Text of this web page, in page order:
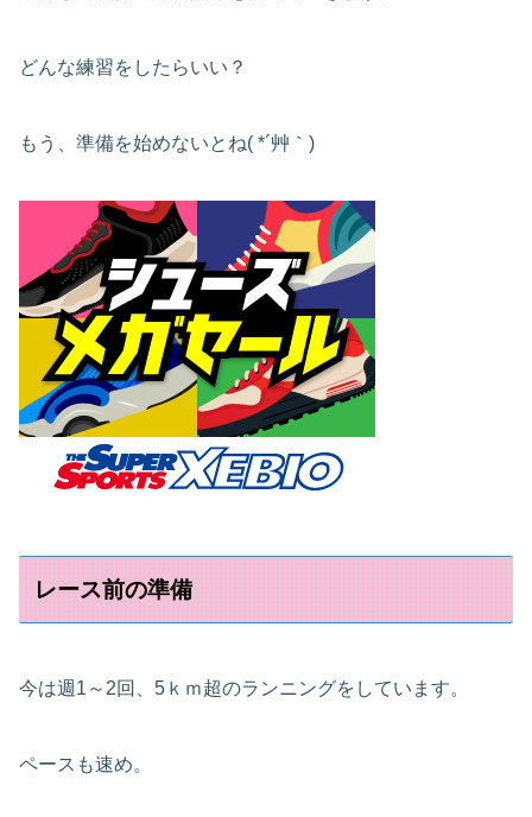
どんな練習をしたらいい？
もう、準備を始めないとね( *´艸｀)
レース前の準備
今は週1～2回、5ｋｍ超のランニングをしています。
ペースも速め。